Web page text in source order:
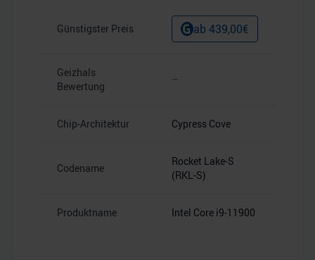
Günstigster Preis ab 439,00€
Geizhals
Bewertung
–
Chip-Architektur Cypress Cove
Codename
Rocket Lake-S
(RKL-S)
Produktname Intel Core i9-11900